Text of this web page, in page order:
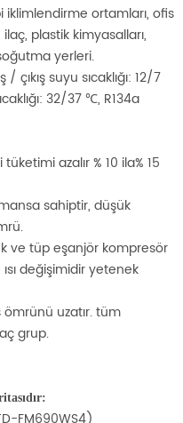
ortamları, ofis
ilaç, plastik kimyasalları,
yerleri.
çıkış suyu sıcaklığı: 12/7
32/37 ℃, R134a
azalır % 10 ila% 15
sahiptir, düşük
ve tüp eşanjör kompresör
değişimidir yetenek
uzatır. tüm
grup.